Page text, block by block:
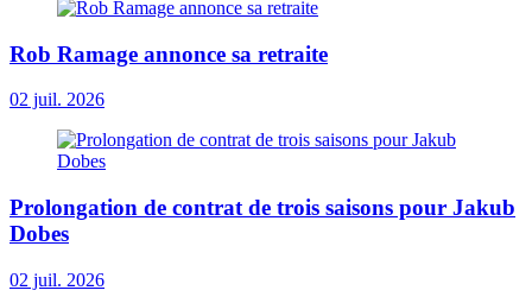
Rob Ramage annonce sa retraite
02 juil. 2026
Prolongation de contrat de trois saisons pour Jakub
Dobes
02 juil. 2026